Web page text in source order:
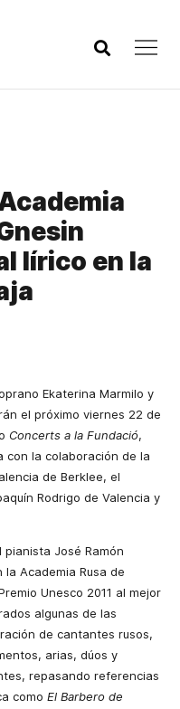
lírico en la
Ekaterina Marmilo y
el próximo viernes 22 de
Concerts a la Fundació,
con la colaboración de la
de Berklee, el
Rodrigo de Valencia y
José Ramón
Academia Rusa de
Unesco 2011 al mejor
algunas de las
de cantantes rusos,
arias, dúos y
repasando referencias
como El Barbero de